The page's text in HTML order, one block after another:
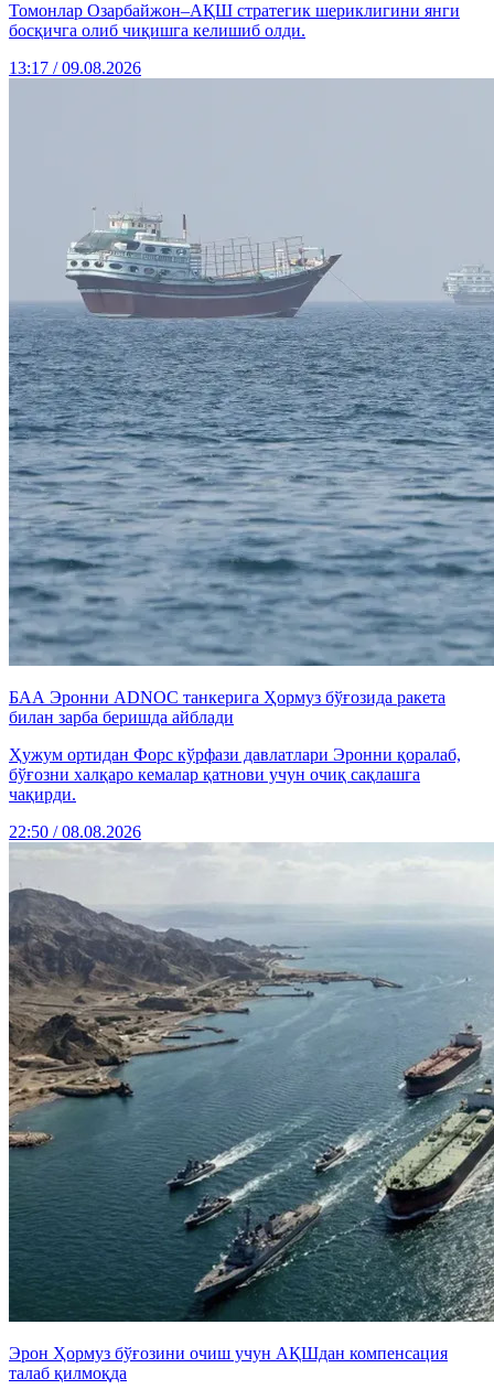
Томонлар Озарбайжон–АҚШ стратегик шериклигини янги
босқичга олиб чиқишга келишиб олди.
13:17 / 09.08.2026
БАА Эронни ADNOC танкерига Ҳормуз бўғозида ракета
билан зарба беришда айблади
Ҳужум ортидан Форс кўрфази давлатлари Эронни қоралаб,
бўғозни халқаро кемалар қатнови учун очиқ сақлашга
чақирди.
22:50 / 08.08.2026
Эрон Ҳормуз бўғозини очиш учун АҚШдан компенсация
талаб қилмоқда